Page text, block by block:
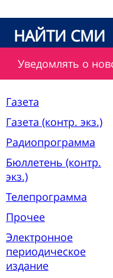
НАЙТИ СМИ
Уведомлять о
Газета
Газета (контр. экз.)
Радиопрограмма
Бюллетень (контр.
экз.)
Телепрограмма
Прочее
Электронное
периодическое
издание